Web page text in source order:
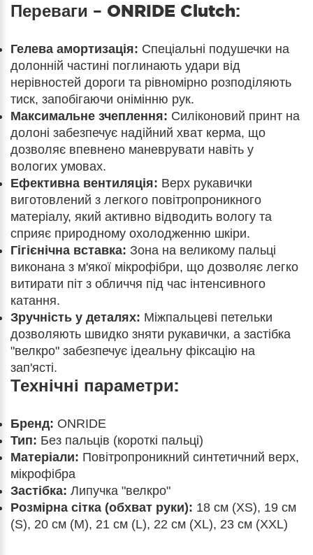
Переваги – ONRIDE Clutch:
Гелева амортизація: Спеціальні подушечки на
долонній частині поглинають удари від
нерівностей дороги та рівномірно розподіляють
тиск, запобігаючи онімінню рук.
Максимальне зчеплення: Силіконовий принт на
долоні забезпечує надійний хват керма, що
дозволяє впевнено маневрувати навіть у
вологих умовах.
Ефективна вентиляція: Верх рукавички
виготовлений з легкого повітропроникного
матеріалу, який активно відводить вологу та
сприяє природному охолодженню шкіри.
Гігієнічна вставка: Зона на великому пальці
виконана з м'якої мікрофібри, що дозволяє легко
витирати піт з обличчя під час інтенсивного
катання.
Зручність у деталях: Міжпальцеві петельки
дозволяють швидко зняти рукавички, а застібка
"велкро" забезпечує ідеальну фіксацію на
зап'ясті.
Технічні параметри:
Бренд: ONRIDE
Тип: Без пальців (короткі пальці)
Матеріали: Повітропроникний синтетичний верх,
мікрофібра
Застібка: Липучка "велкро"
Розмірна сітка (обхват руки): 18 см (XS), 19 см
(S), 20 см (M), 21 см (L), 22 см (XL), 23 см (XXL)